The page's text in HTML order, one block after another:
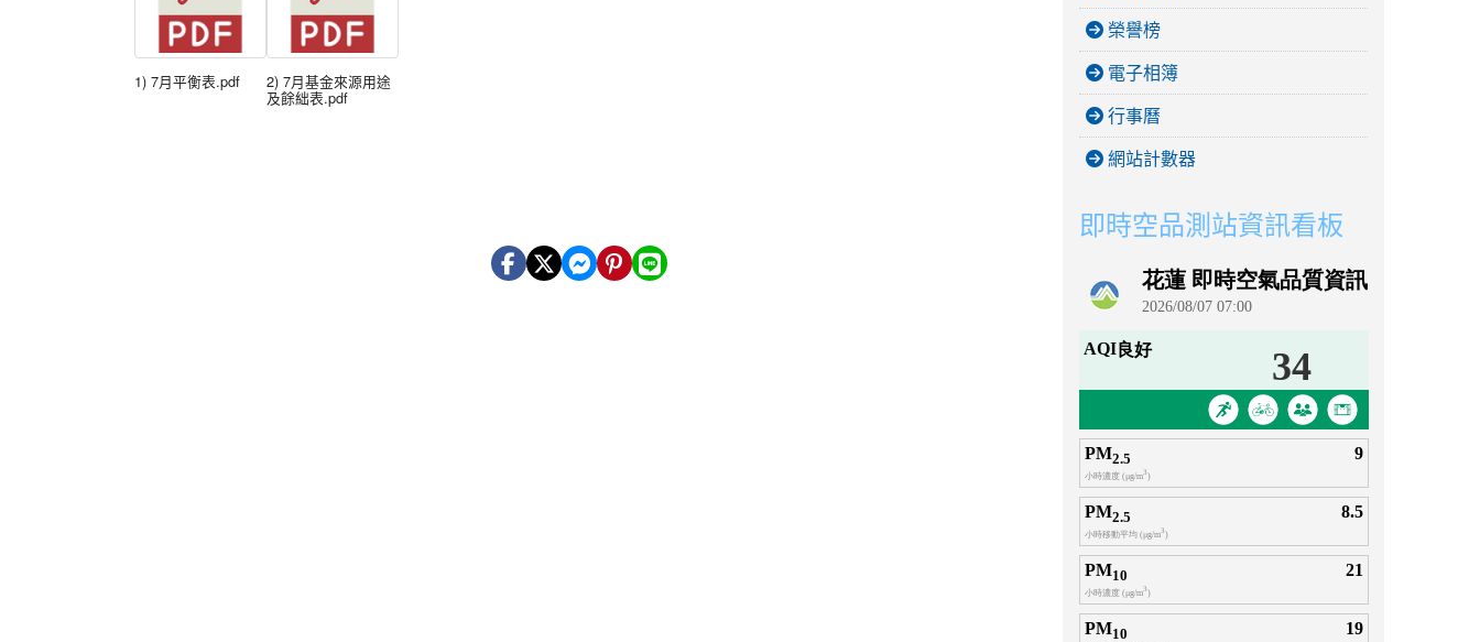
1) 7月平衡表.pdf 2) 7月基金來源用途
及餘絀表.pdf
榮譽榜
電子相簿
行事曆
網站計數器
即時空品測站資訊看板